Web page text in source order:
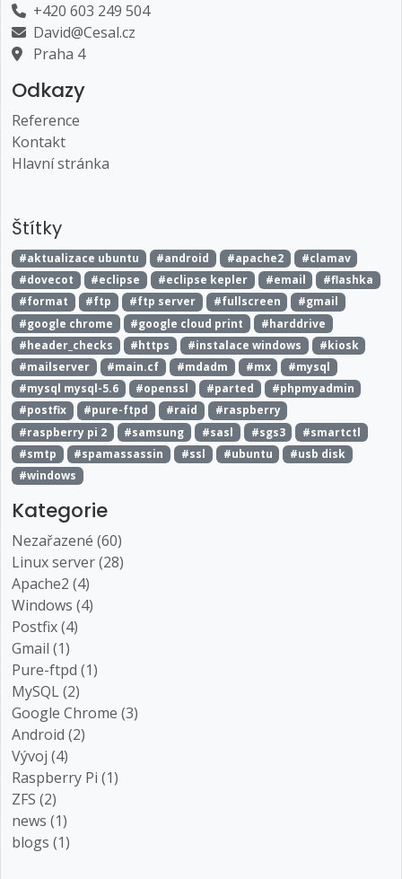
+420 603 249 504
David@Cesal.cz
Praha 4
Odkazy
Reference
Kontakt
Hlavní stránka
Štítky
#aktualizace ubuntu #android #apache2
#clamav
#dovecot
#eclipse #eclipse kepler #email
#flashka
#format
#ftp #ftp server #fullscreen
#gmail
#google chrome
#google cloud print
#harddrive
#header_checks
#https #instalace windows
#kiosk
#mailserver
#main.cf #mdadm #mx
#mysql
#mysql mysql-5.6
#openssl #parted
#phpmyadmin
#postfix
#pure-ftpd #raid
#raspberry
#raspberry pi 2
#samsung #sasl #sgs3
#smartctl
#smtp
#spamassassin #ssl #ubuntu
#usb disk
#windows
Kategorie
Nezařazené (60)
Linux server (28)
Apache2 (4)
Windows (4)
Postfix (4)
Gmail (1)
Pure-ftpd (1)
MySQL (2)
Google Chrome (3)
Android (2)
Vývoj (4)
Raspberry Pi (1)
ZFS (2)
news (1)
blogs (1)